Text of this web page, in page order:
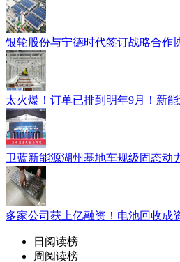
银轮股份与宁德时代签订战略合作
太火爆！订单已排到明年9月！新
卫蓝新能源湖州基地车规级固态动
多家公司获上亿融资！电池回收成
日阅读榜
周阅读榜